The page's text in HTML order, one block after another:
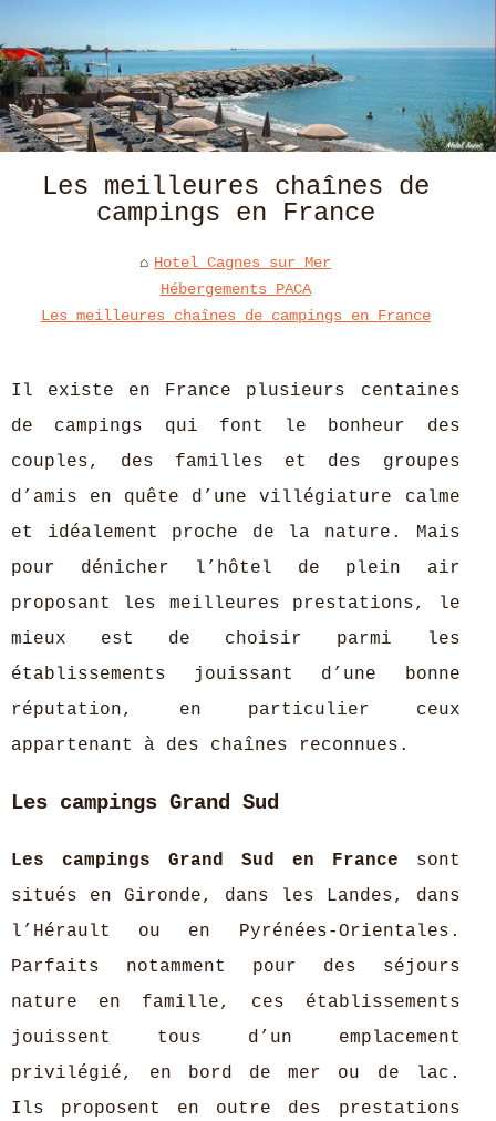
Les meilleures chaînes de
campings en France
Hotel Cagnes sur Mer
Hébergements PACA
Les meilleures chaînes de campings en France
Il existe en France plusieurs centaines
de campings qui font le bonheur des
couples, des familles et des groupes
d’amis en quête d’une villégiature calme
et idéalement proche de la nature. Mais
pour dénicher l’hôtel de plein air
proposant les meilleures prestations, le
mieux est de choisir parmi les
établissements jouissant d’une bonne
réputation, en particulier ceux
appartenant à des chaînes reconnues.
Les campings Grand Sud
Les campings Grand Sud en France sont
situés en Gironde, dans les Landes, dans
l’Hérault ou en Pyrénées-Orientales.
Parfaits notamment pour des séjours
nature en famille, ces établissements
jouissent tous d’un emplacement
privilégié, en bord de mer ou de lac.
Ils proposent en outre des prestations